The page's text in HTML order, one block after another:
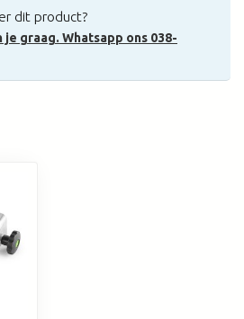
dit product?
je graag. Whatsapp ons 038-